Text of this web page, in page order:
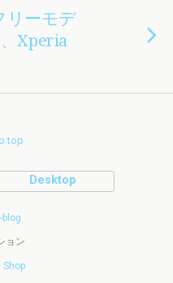
リーモデ
Xperia
top
Desktop
blog
ョン
Shop